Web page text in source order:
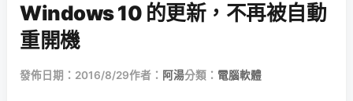
Windows 10 的更新，不再被自動
重開機
發佈日期：2016/8/29作者： 阿湯分類： 電腦軟體